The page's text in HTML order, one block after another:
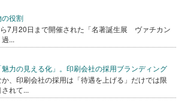
役割
7月20日まで開催された「名著誕生展 ヴァチカン
...
力の見える化」。印刷会社の採用ブランディング
、印刷会社の採用は「待遇を上げる」だけでは限
れて...